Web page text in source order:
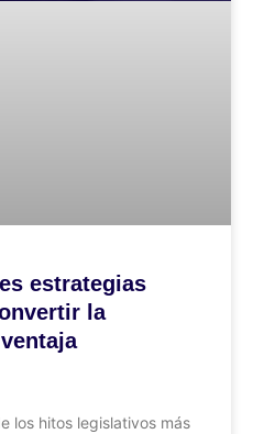
estrategias
la
los hitos legislativos más